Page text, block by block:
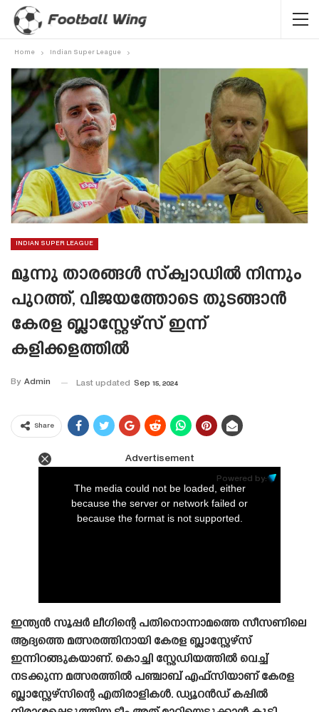
Home Indian Super League
INDIAN SUPER LEAGUE
മൂന്നു താരങ്ങൾ സ്‌ക്വാഡിൽ നിന്നും
പുറത്ത്, വിജയത്തോടെ തുടങ്ങാൻ
കേരള ബ്ലാസ്റ്റേഴ്‌സ് ഇന്ന്
കളിക്കളത്തിൽ
By Admin Last updated Sep 15, 2024
Share
Advertisement
Powered by:
The media could not be loaded, either
because the server or network failed or
because the format is not supported.
ഇന്ത്യൻ സൂപ്പർ ലീഗിന്റെ പതിനൊന്നാമത്തെ സീസണിലെ
ആദ്യത്തെ മത്സരത്തിനായി കേരള ബ്ലാസ്റ്റേഴ്‌സ്
ഇന്നിറങ്ങുകയാണ്. കൊച്ചി സ്റ്റേഡിയത്തിൽ വെച്ച്
നടക്കുന്ന മത്സരത്തിൽ പഞ്ചാബ് എഫ്‌സിയാണ് കേരള
ബ്ലാസ്റ്റേഴ്‌സിന്റെ എതിരാളികൾ. ഡ്യൂറൻഡ് കപ്പിൽ